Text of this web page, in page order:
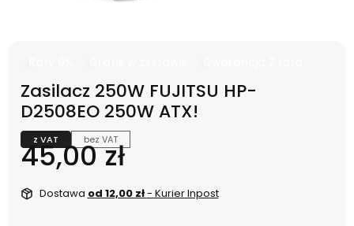
Zasilacz 250W FUJITSU HP-
D2508EO 250W ATX!
z VAT bez VAT
Cena
45,00 zł
Dostawa od 12,00 zł- Kurier Inpost